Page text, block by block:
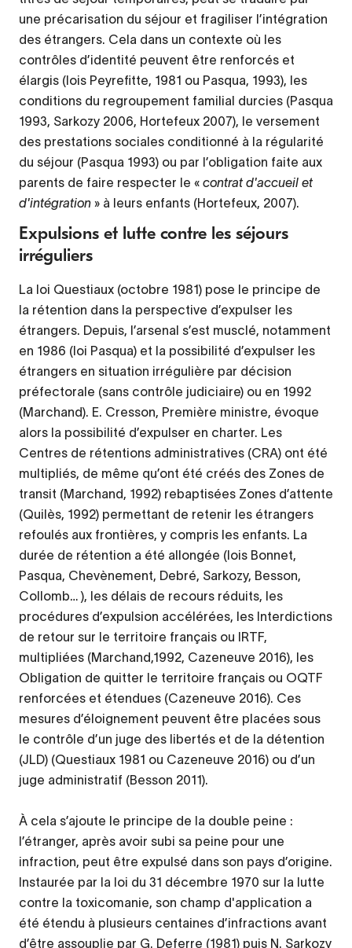
une précarisation du séjour et fragiliser l’intégration
des étrangers. Cela dans un contexte où les
contrôles d’identité peuvent être renforcés et
élargis (lois Peyrefitte, 1981 ou Pasqua, 1993), les
conditions du regroupement familial durcies (Pasqua
1993, Sarkozy 2006, Hortefeux 2007), le versement
des prestations sociales conditionné à la régularité
du séjour (Pasqua 1993) ou par l’obligation faite aux
parents de faire respecter le « contrat d'accueil et
d'intégration » à leurs enfants (Hortefeux, 2007).
Expulsions et lutte contre les séjours
irréguliers
La loi Questiaux (octobre 1981) pose le principe de
la rétention dans la perspective d’expulser les
étrangers. Depuis, l’arsenal s’est musclé, notamment
en 1986 (loi Pasqua) et la possibilité d’expulser les
étrangers en situation irrégulière par décision
préfectorale (sans contrôle judiciaire) ou en 1992
(Marchand). E. Cresson, Première ministre, évoque
alors la possibilité d’expulser en charter. Les
Centres de rétentions administratives (CRA) ont été
multipliés, de même qu’ont été créés des Zones de
transit (Marchand, 1992) rebaptisées Zones d’attente
(Quilès, 1992) permettant de retenir les étrangers
refoulés aux frontières, y compris les enfants. La
durée de rétention a été allongée (lois Bonnet,
Pasqua, Chevènement, Debré, Sarkozy, Besson,
Collomb… ), les délais de recours réduits, les
procédures d’expulsion accélérées, les Interdictions
de retour sur le territoire français ou IRTF,
multipliées (Marchand,1992, Cazeneuve 2016), les
Obligation de quitter le territoire français ou OQTF
renforcées et étendues (Cazeneuve 2016). Ces
mesures d’éloignement peuvent être placées sous
le contrôle d’un juge des libertés et de la détention
(JLD) (Questiaux 1981 ou Cazeneuve 2016) ou d’un
juge administratif (Besson 2011).
À cela s’ajoute le principe de la double peine :
l’étranger, après avoir subi sa peine pour une
infraction, peut être expulsé dans son pays d’origine.
Instaurée par la loi du 31 décembre 1970 sur la lutte
contre la toxicomanie, son champ d'application a
été étendu à plusieurs centaines d’infractions avant
d’être assouplie par G. Deferre (1981) puis N. Sarkozy